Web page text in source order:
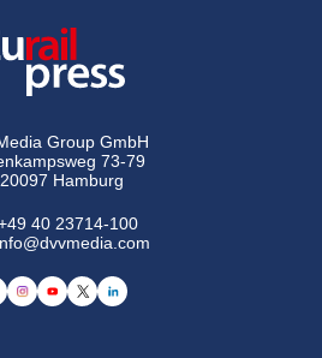
Group GmbH
73-79
Hamburg
40 23714-100